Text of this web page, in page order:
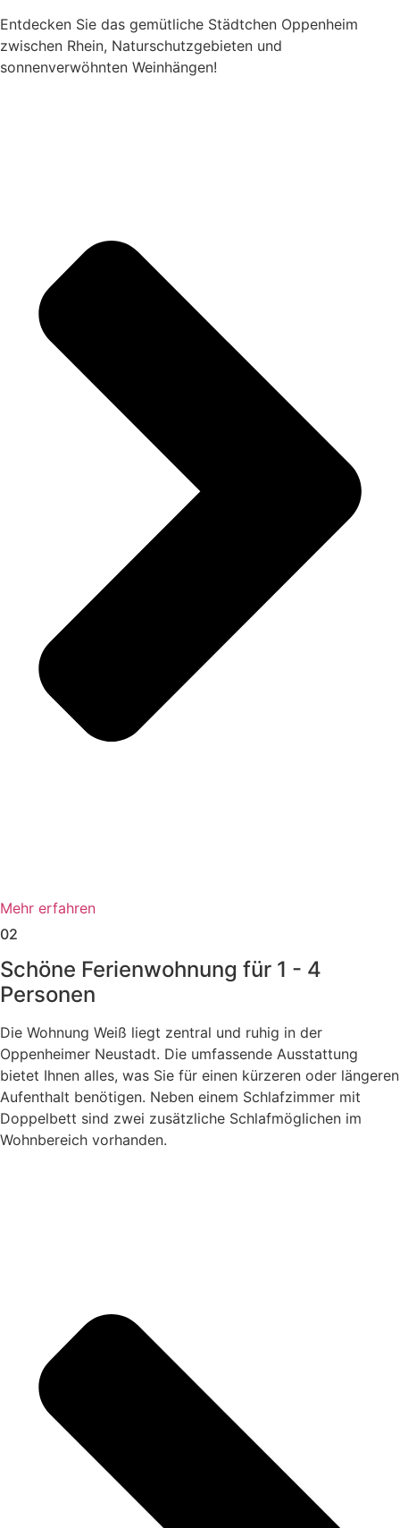
Entdecken Sie das gemütliche Städtchen Oppenheim
zwischen Rhein, Naturschutzgebieten und
sonnenverwöhnten Weinhängen!
Mehr erfahren
02
Schöne Ferienwohnung für 1 - 4
Personen
Die Wohnung Weiß liegt zentral und ruhig in der
Oppenheimer Neustadt. Die umfassende Ausstattung
bietet Ihnen alles, was Sie für einen kürzeren oder längeren
Aufenthalt benötigen. Neben einem Schlafzimmer mit
Doppelbett sind zwei zusätzliche Schlafmöglichen im
Wohnbereich vorhanden.